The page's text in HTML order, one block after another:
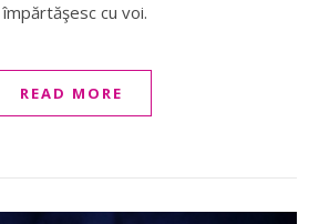
cu voi.
READ MORE